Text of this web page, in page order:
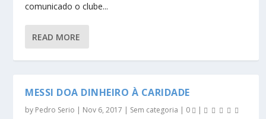
comunicado o clube...
READ MORE
MESSI DOA DINHEIRO À CARIDADE
by Pedro Serio | Nov 6, 2017 | Sem categoria | 0 |